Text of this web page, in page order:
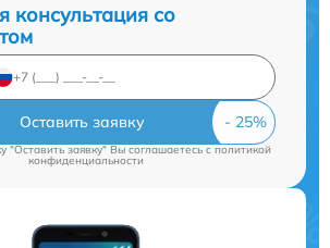
консультация со
Оставить заявку
"Оставить заявку" Вы соглашаетесь cполитикой
конфиденциальности